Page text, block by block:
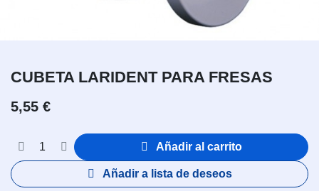
CUBETA LARIDENT PARA FRESAS
5,55 €
Añadir al carrito
Añadir a lista de deseos